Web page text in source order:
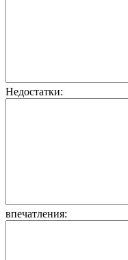
Недостатки:
впечатления: